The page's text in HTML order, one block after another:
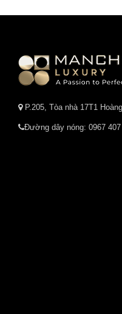
P.205, Tòa nhà 17T1
Đường dây nóng: 0967